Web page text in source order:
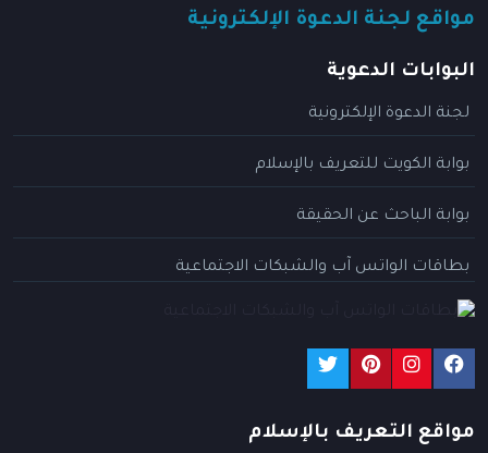
مواقع لجنة الدعوة الإلكترونية
البوابات الدعوية
لجنة الدعوة الإلكترونية
بوابة الكويت للتعريف بالإسلام
بوابة الباحث عن الحقيقة
بطاقات الواتس آب والشبكات الاجتماعية
مواقع التعريف بالإسلام